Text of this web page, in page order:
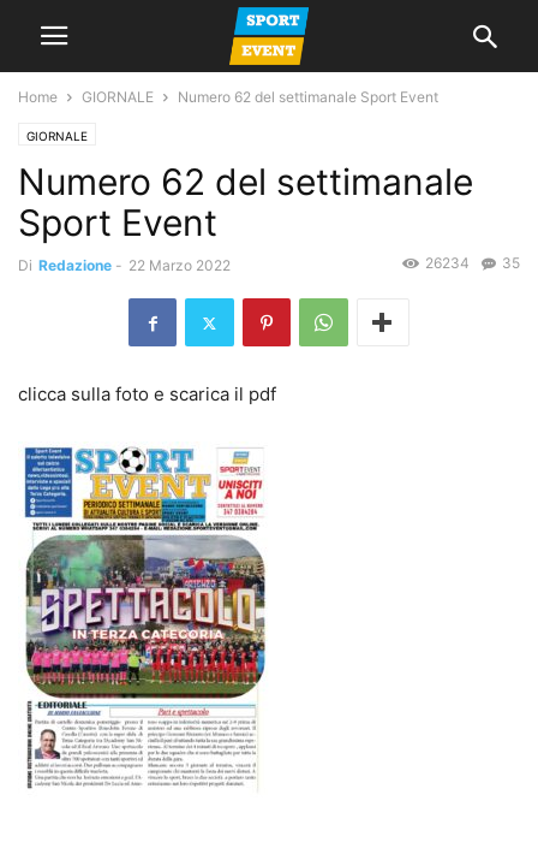
Home GIORNALE Numero 62 del settimanale Sport Event
GIORNALE
Numero 62 del settimanale
Sport Event
Di Redazione - 22 Marzo 2022 35
26234
clicca sulla foto e scarica il pdf